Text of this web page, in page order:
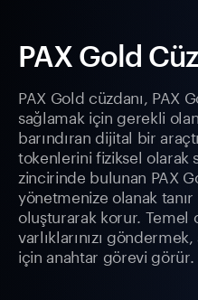
PAX Gold
PAX Gold cüzdanı, PAX
sağlamak için gerekli
barındıran dijital bir
tokenlerini fiziksel olarak
zincirinde bulunan PAX
yönetmenize olanak tanır
oluşturarak korur. Temel
varlıklarınızı
için anahtar görevi görür.